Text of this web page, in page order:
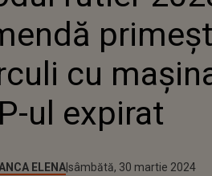
cu
ul expirat
ELENAPublicat:
joi, 30 martie 2023
Actualizat:
sâmbătă, 30 martie 2024